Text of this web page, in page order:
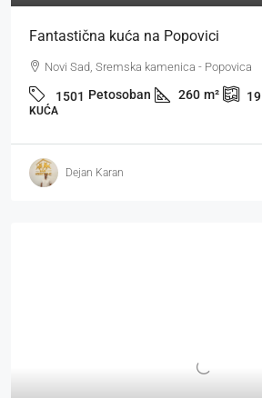
Fantastična kuća na Popovici
Novi Sad, Sremska kamenica - Popovica
1501 Petosoban 260 m² 19
KUĆA
Dejan Karan